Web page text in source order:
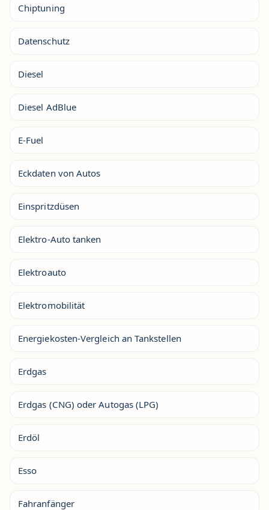
Chiptuning
Datenschutz
Diesel
Diesel AdBlue
E-Fuel
Eckdaten von Autos
Einspritzdüsen
Elektro-Auto tanken
Elektroauto
Elektromobilität
Energiekosten-Vergleich an Tankstellen
Erdgas
Erdgas (CNG) oder Autogas (LPG)
Erdöl
Esso
Fahranfänger